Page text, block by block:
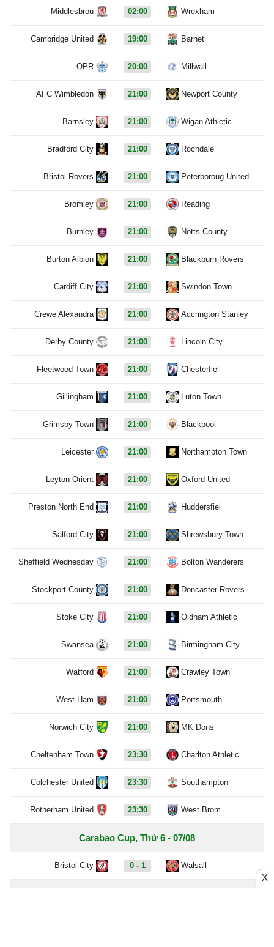
Middlesbrou 02:00 Wrexham
Cambridge United 19:00 Barnet
QPR 20:00 Millwall
AFC Wimbledon 21:00 Newport County
Barnsley 21:00 Wigan Athletic
Bradford City 21:00 Rochdale
Bristol Rovers 21:00 Peterboroug United
Bromley 21:00 Reading
Burnley 21:00 Notts County
Burton Albion 21:00 Blackburn Rovers
Cardiff City 21:00 Swindon Town
Crewe Alexandra 21:00 Accrington Stanley
Derby County 21:00 Lincoln City
Fleetwood Town 21:00 Chesterfiel
Gillingham 21:00 Luton Town
Grimsby Town 21:00 Blackpool
Leicester 21:00 Northampton Town
Leyton Orient 21:00 Oxford United
Preston North End 21:00 Huddersfiel
Salford City 21:00 Shrewsbury Town
Sheffield Wednesday 21:00 Bolton Wanderers
Stockport County 21:00 Doncaster Rovers
Stoke City 21:00 Oldham Athletic
Swansea 21:00 Birmingham City
Watford 21:00 Crawley Town
West Ham 21:00 Portsmouth
Norwich City 21:00 MK Dons
Cheltenham Town 23:30 Charlton Athletic
Colchester United 23:30 Southampton
Rotherham United 23:30 West Brom
Carabao Cup, Thứ 6 - 07/08
Bristol City 0 - 1 Walsall
X